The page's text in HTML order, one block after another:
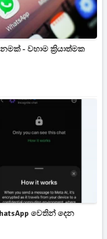
- වහාම ක්‍රියාත්මක
වෙතින් දෙන